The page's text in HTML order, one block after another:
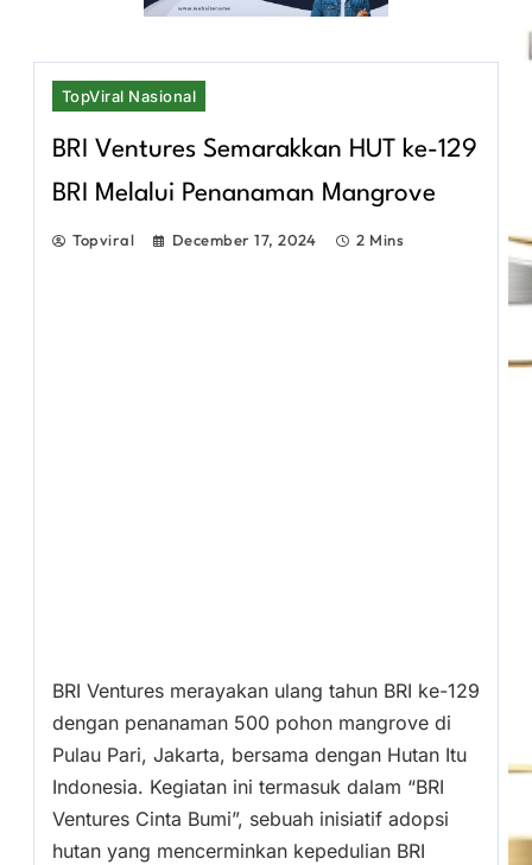
TopViral Nasional
BRI Ventures Semarakkan HUT ke-129
BRI Melalui Penanaman Mangrove
Topviral December 17, 2024 2 Mins
BRI Ventures merayakan ulang tahun BRI ke-129
dengan penanaman 500 pohon mangrove di
Pulau Pari, Jakarta, bersama dengan Hutan Itu
Indonesia. Kegiatan ini termasuk dalam “BRI
Ventures Cinta Bumi”, sebuah inisiatif adopsi
hutan yang mencerminkan kepedulian BRI